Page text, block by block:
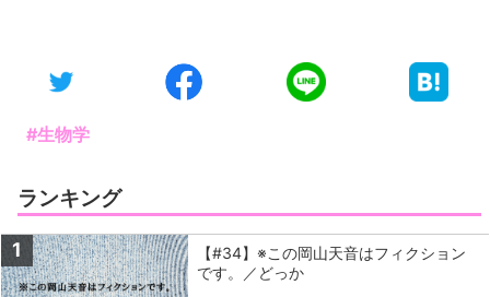
#生物学
ランキング
1
【#34】※この岡山天音はフィクション
です。／どっか